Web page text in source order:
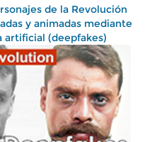
de la Revolución
y animadas mediante
artificial (deepfakes)